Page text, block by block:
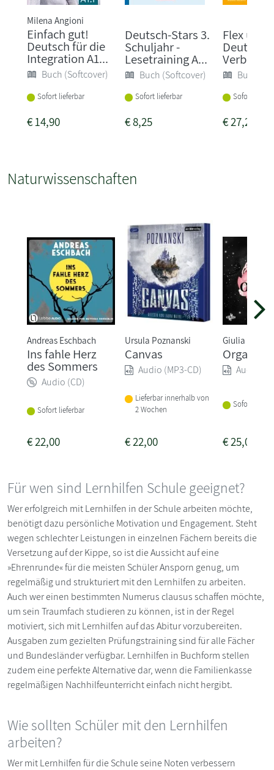
Milena Angioni
Einfach gut!
Deutsch für die
Integration A1...
Buch (Softcover)
Sofort lieferbar
€14,90
Deutsch-Stars 3.
Schuljahr -
Lesetraining A...
Buch (Softcover)
Sofort lieferbar
€8,25
Flex und
Deutsch.
Buch
Sofort
€27,25
Naturwissenschaften
Andreas Eschbach
Ins fahle Herz
des Sommers
Audio (CD)
Sofort lieferbar
€22,00
Ursula Poznanski
Canvas
Audio (MP3-CD)
Lieferbar innerhalb von
2 Wochen
€22,00
Giulia Enders
Audio
Sofort
€25,00
Für wen sind Lernhilfen Schule geeignet?
Wer erfolgreich mit Lernhilfen in der Schule arbeiten möchte,
benötigt dazu persönliche Motivation und Engagement. Steht
wegen schlechter Leistungen in einzelnen Fächern bereits die
Versetzung auf der Kippe, so ist die Aussicht auf eine
»Ehrenrunde« für die meisten Schüler Ansporn genug, um
regelmäßig und strukturiert mit den Lernhilfen zu arbeiten.
Auch wer einen bestimmten Numerus clausus schaffen möchte,
um sein Traumfach studieren zu können, ist in der Regel
motiviert, sich mit Lernhilfen auf das Abitur vorzubereiten.
Ausgaben zum gezielten Prüfungstraining sind für alle Fächer
und Bundesländer verfügbar. Lernhilfen in Buchform stellen
zudem eine perfekte Alternative dar, wenn die Familienkasse
regelmäßigen Nachhilfeunterricht einfach nicht hergibt.
Wie sollten Schüler mit den Lernhilfen
arbeiten?
Wer mit Lernhilfen für die Schule seine Noten verbessern